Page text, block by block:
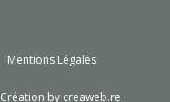
Mentions Légales
Création by creaweb.re